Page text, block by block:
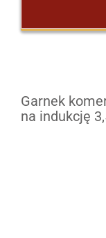
Garnek
na indukcję